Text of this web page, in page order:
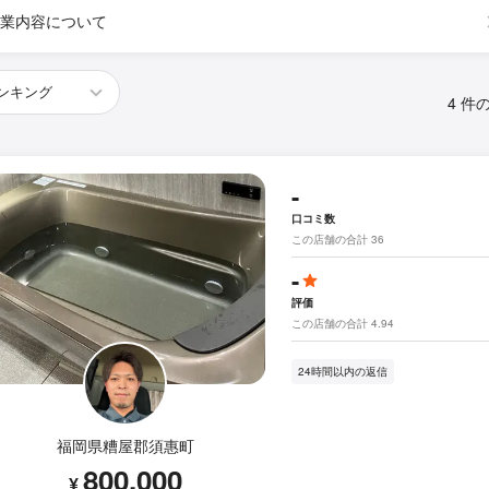
内容について
4 件
福岡県糟屋郡須惠町
800,000
-
口コミ数
この店舗の合計 36
-
評価
この店舗の合計 4.94
24時間以内の返信